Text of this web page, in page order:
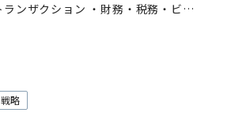
ンザクション ・財務・税務・ビ…
戦略